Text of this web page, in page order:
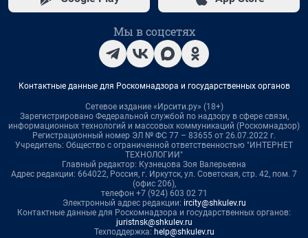
Мы в соцсетях
Контактные данные для Роскомнадзора и государственных органов
Сетевое издание «Ирсити.ру» (18+)
Зарегистрировано Федеральной службой по надзору в сфере связи,
информационных технологий и массовых коммуникаций (Роскомнадзор)
Регистрационный номер ЭЛ № ФС 77 – 83655 от 26.07.2022 г.
Учредитель: Общество с ограниченной ответственностью "ИНТЕРНЕТ
ТЕХНОЛОГИИ"
Главный редактор: Кузнецова Зоя Валерьевна
Адрес редакции: 664022, Россия, г. Иркутск, ул. Советская, стр. 42, пом. 7
(офис 206),
телефон +7 (924) 603 02 71
Электронный адрес редакции: ircity@shkulev.ru
Контактные данные для Роскомнадзора и государственных органов:
juristnsk@shkulev.ru
Техподдержка: help@shkulev.ru